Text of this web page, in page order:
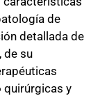
de
detallada de
de su
y